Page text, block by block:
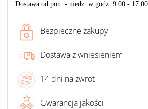
Dostawa od pon. - niedz. w godz. 9:00 - 17:00
Bezpieczne zakupy
Dostawa z wniesieniem
14 dni na zwrot
Gwarancja jakości